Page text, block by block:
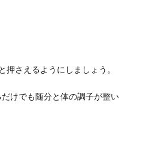
押さえるようにしましょう。
だけでも随分と体の調子が整い